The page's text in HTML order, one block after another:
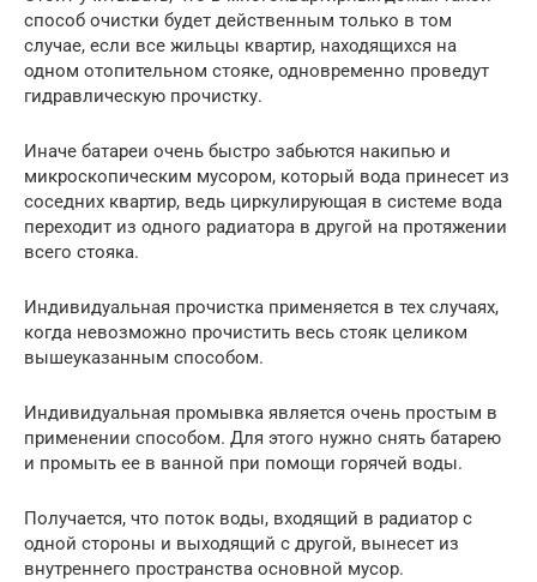
способ очистки будет действенным только в том
случае, если все жильцы квартир, находящихся на
одном отопительном стояке, одновременно проведут
гидравлическую прочистку.
Иначе батареи очень быстро забьются накипью и
микроскопическим мусором, который вода принесет из
соседних квартир, ведь циркулирующая в системе вода
переходит из одного радиатора в другой на протяжении
всего стояка.
Индивидуальная прочистка применяется в тех случаях,
когда невозможно прочистить весь стояк целиком
вышеуказанным способом.
Индивидуальная промывка является очень простым в
применении способом. Для этого нужно снять батарею
и промыть ее в ванной при помощи горячей воды.
Получается, что поток воды, входящий в радиатор с
одной стороны и выходящий с другой, вынесет из
внутреннего пространства основной мусор.